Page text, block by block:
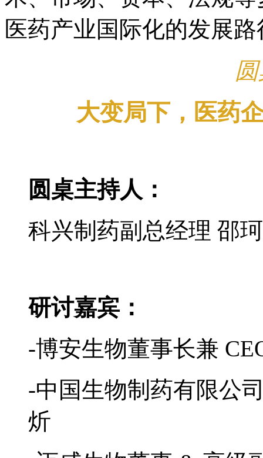
医药产业国际化的发展路
大变局下，医药
圆桌主持人：
科兴制药副总经理 邵珂
研讨嘉宾：
-博安生物董事长兼
-中国生物制药有限公
炘